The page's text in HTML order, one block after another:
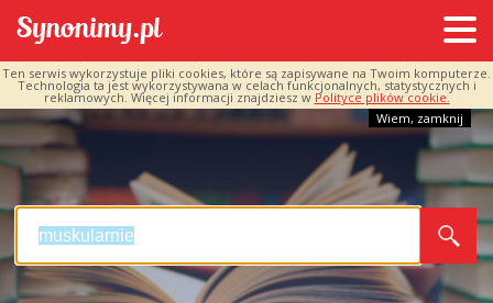
Ten serwis wykorzystuje pliki cookies, które są zapisywane na Twoim komputerze.
Technologia ta jest wykorzystywana w celach funkcjonalnych, statystycznych i
reklamowych. Więcej informacji znajdziesz w Polityce plików cookie.
Wiem, zamknij